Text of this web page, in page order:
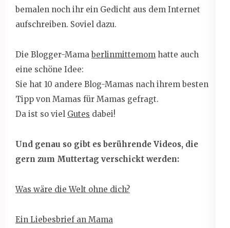
bemalen noch ihr ein Gedicht aus dem Internet
aufschreiben. Soviel dazu.
Die Blogger-Mamaberlinmittemom hatte auch
eine schöne Idee:
Sie hat 10 andere Blog-Mamas nach ihrem besten
Tipp von Mamas für Mamas gefragt.
Da ist so viel Gutes dabei!
Und genau so gibt es berührende Videos, die
gern zum Muttertag verschickt werden:
Was wäre die Welt ohne dich?
Ein Liebesbrief an Mama